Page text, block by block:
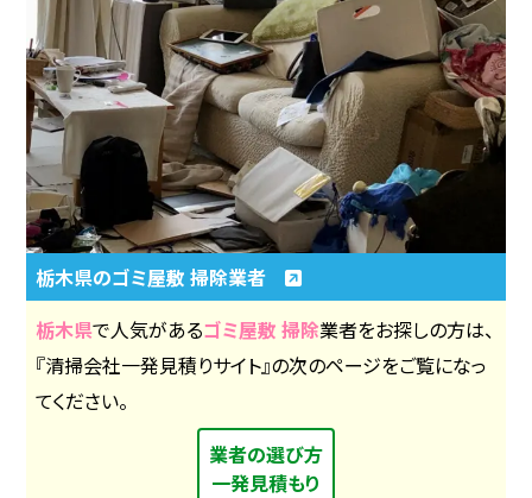
栃木県のゴミ屋敷 掃除業者
栃木県で人気があるゴミ屋敷 掃除業者をお探しの方は、
『清掃会社一発見積りサイト』の次のページをご覧になっ
てください。
業者の選び方
一発見積もり